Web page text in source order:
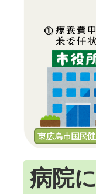
病院